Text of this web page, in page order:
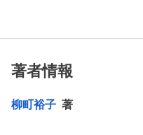
著者情報
柳町裕子 著